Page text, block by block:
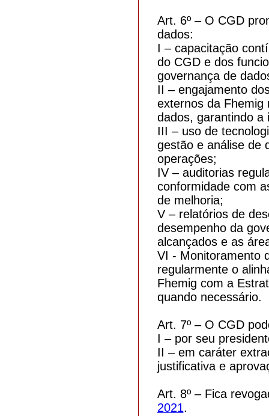
Art. 6º – O CGD
dados:
I – capacitação
do CGD e dos
governança de
II – engajamento
externos da Fhemig
dados, garantindo a
III – uso de
gestão e análise de
operações;
IV – auditorias
conformidade com
de melhoria;
V – relatórios de
desempenho da
alcançados e as
VI - Monitoramento
regularmente o
Fhemig com a
quando necessário.
Art. 7º – O CGD
I – por seu
II – em caráter
justificativa e
Art. 8º – Fica
2021.